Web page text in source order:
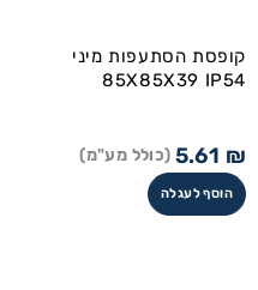
קופסת הסתעפות מיני
85X85X39 IP54
5.61 ₪ (כולל מע"מ)
הוסף לעגלה